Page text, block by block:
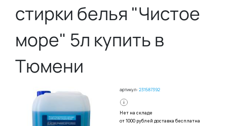
стирки белья "Чистое
море" 5л купить в
Тюмени
артикул: 231587392
Нет на складе
от 1000 рублей доставка бесплатна